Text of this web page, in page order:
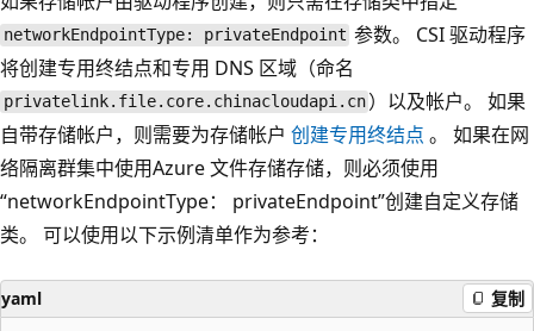
networkEndpointType: privateEndpoint 参数。 CSI 驱动程序
将创建专用终结点和专用 DNS 区域（命名
privatelink.file.core.chinacloudapi.cn ）以及帐户。 如果
自带存储帐户，则需要为存储帐户 创建专用终结点 。 如果在网
络隔离群集中使用Azure 文件存储存储，则必须使用
“networkEndpointType： privateEndpoint”创建自定义存储
类。 可以使用以下示例清单作为参考：
yaml 复制